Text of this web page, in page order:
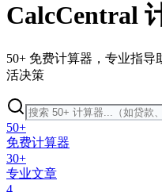
CalcCentral
50+ 免费计算器，专业指
活决策
50+
免费计算器
30+
专业文章
4